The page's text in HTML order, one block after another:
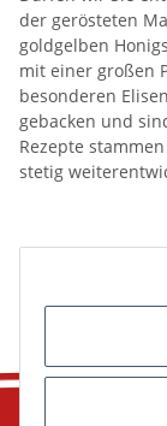
der gerösteten
goldgelben
mit einer großen
besonderen
gebacken und
Rezepte
stetig